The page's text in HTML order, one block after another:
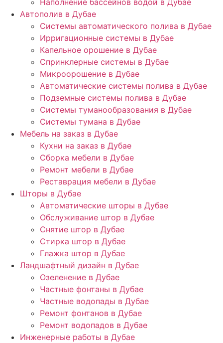
Автополив в Дубае
Системы автоматического полива в Дубае
Ирригационные системы в Дубае
Капельное орошение в Дубае
Спринклерные системы в Дубае
Микроорошение в Дубае
Автоматические системы полива в Дубае
Подземные системы полива в Дубае
Системы туманообразования в Дубае
Системы тумана в Дубае
Мебель на заказ в Дубае
Кухни на заказ в Дубае
Сборка мебели в Дубае
Ремонт мебели в Дубае
Реставрация мебели в Дубае
Шторы в Дубае
Автоматические шторы в Дубае
Обслуживание штор в Дубае
Снятие штор в Дубае
Стирка штор в Дубае
Глажка штор в Дубае
Ландшафтный дизайн в Дубае
Озеленение в Дубае
Частные фонтаны в Дубае
Частные водопады в Дубае
Ремонт фонтанов в Дубае
Ремонт водопадов в Дубае
Инженерные работы в Дубае